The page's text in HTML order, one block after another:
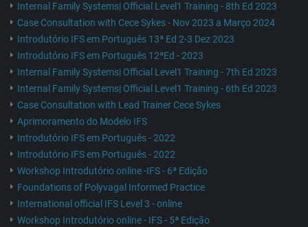
Internal Family Systems| Official Level1 Training - 8th Ed 2023
Case Consultation with Cece Sykes - Nov 2023 a Março 2024
Introdutório IFS em Português 13ª Ed 2-3 Dez 2023
Introdutório IFS em Português 12ªEd - 2023
Internal Family Systems| Official Level1 Training - 7th Ed 2023
Internal Family Systems| Official Level1 Training - 6th Ed 2023
Case Consultation with Lead Trainer Cece Sykes
Aprimoramento do Modelo IFS
Introdutório IFS em Português - 2022
Introdutório IFS em Português - 2022
Workshop Introdutório online -IFS - 6ª Edição
Foundations of Polyvagal Informed Practice
International official IFS Level 3 - online
Workshop Introdutório online - IFS - 5ª Edição